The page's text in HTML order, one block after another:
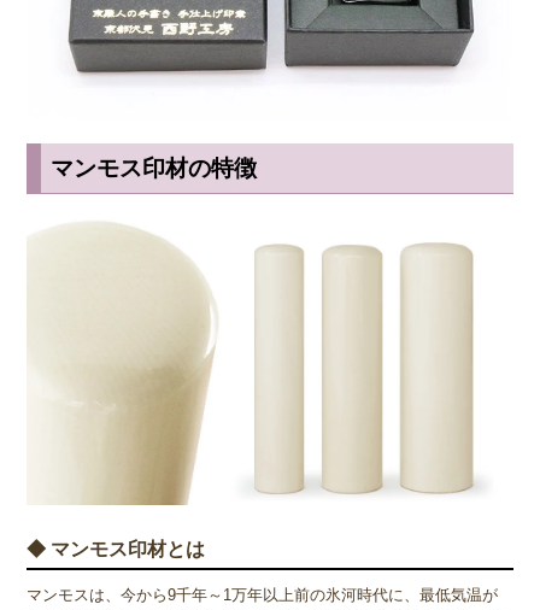
マンモス印材の特徴
◆ マンモス印材とは
マンモスは、今から9千年～1万年以上前の氷河時代に、最低気温が